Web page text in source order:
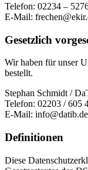
Telefon: 02234 –
E-Mail:
Gesetzlich
Wir haben für unser
bestellt.
Stephan Schmidt /
Telefon: 02203 / 605
E-Mail: info@datib.de
Definitionen
Diese